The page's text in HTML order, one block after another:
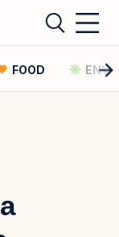
FOOD
?